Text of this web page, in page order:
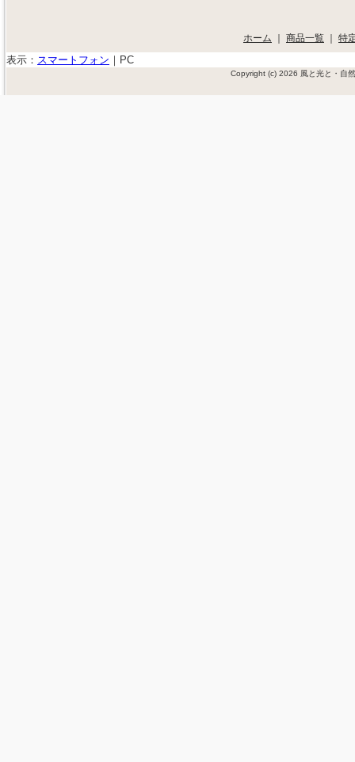
ホーム ｜ 商品一覧 ｜ 特
表示： スマートフォン ｜ PC
Copyright (c) 2026 風と光と・自